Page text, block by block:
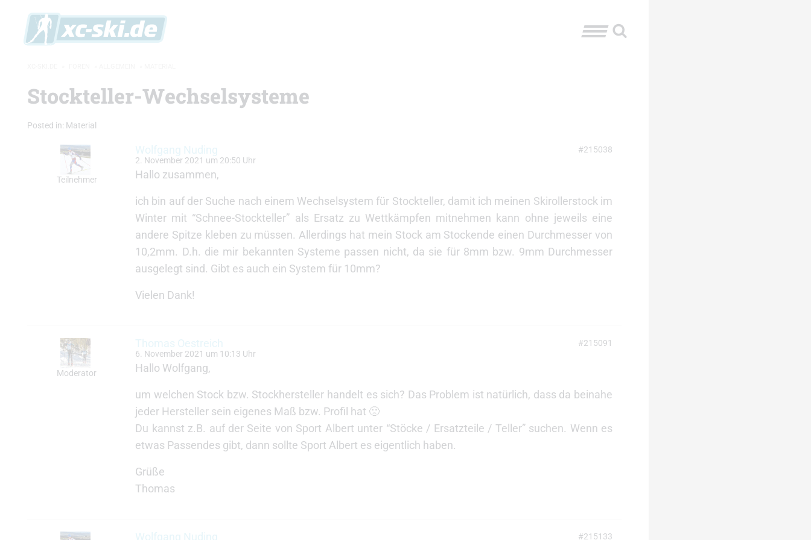
Stockteller-Wechselsysteme
Posted in: Material
Teilnehmer
Wolfgang Nuding
2. November 2021 um 20:50 Uhr
#215038
Hallo zusammen,
ich bin auf der Suche nach einem Wechselsystem für Stockteller, damit ich meinen Skirollerstock im
Winter mit “Schnee-Stockteller” als Ersatz zu Wettkämpfen mitnehmen kann ohne jeweils eine
andere Spitze kleben zu müssen. Allerdings hat mein Stock am Stockende einen Durchmesser von
10,2mm. D.h. die mir bekannten Systeme passen nicht, da sie für 8mm bzw. 9mm Durchmesser
ausgelegt sind. Gibt es auch ein System für 10mm?
Vielen Dank!
Moderator
Thomas Oestreich
6. November 2021 um 10:13 Uhr
#215091
Hallo Wolfgang,
um welchen Stock bzw. Stockhersteller handelt es sich? Das Problem ist natürlich, dass da beinahe
jeder Hersteller sein eigenes Maß bzw. Profil hat 🙁
Du kannst z.B. auf der Seite von Sport Albert unter “Stöcke / Ersatzteile / Teller” suchen. Wenn es
etwas Passendes gibt, dann sollte Sport Albert es eigentlich haben.
Grüße
Thomas
Wolfgang Nuding #215133